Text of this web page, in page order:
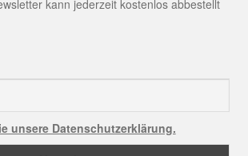
kann jederzeit kostenlos abbestellt
unsere Datenschutzerklärung.